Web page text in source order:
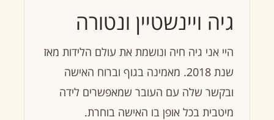
גיה ויינשטיין ונטורה
היי אני גיה חיה ונושמת את עולם הלידות מאז
שנת 2018. מאמינה בגוף וברוח האישה
ובקשר שלה עם העובר שמאפשרים לידה
מיטבית בכל אופן בו האישה בוחרת.